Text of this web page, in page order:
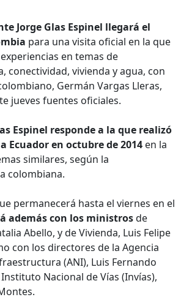
Jorge Glas Espinel llegará el
para una visita oficial en la que
en temas de
conectividad, vivienda y agua, con
Germán Vargas Lleras,
jueves fuentes oficiales.
Espinel responde a la que realizó
Ecuador en octubre de 2014 en la
similares, según la
colombiana.
permanecerá hasta el viernes en el
además con los ministrosde
Abello, y de Vivienda, Luis Felipe
con los directores de la Agencia
(ANI), Luis Fernando
Nacional de Vías (Invías),